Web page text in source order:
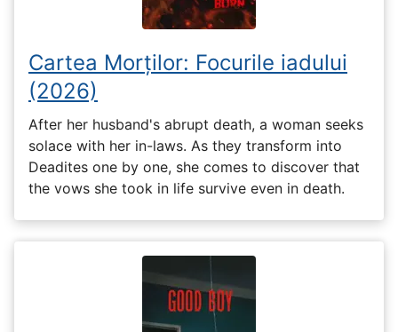
Cartea Morților: Focurile iadului
(2026)
After her husband's abrupt death, a woman seeks
solace with her in-laws. As they transform into
Deadites one by one, she comes to discover that
the vows she took in life survive even in death.